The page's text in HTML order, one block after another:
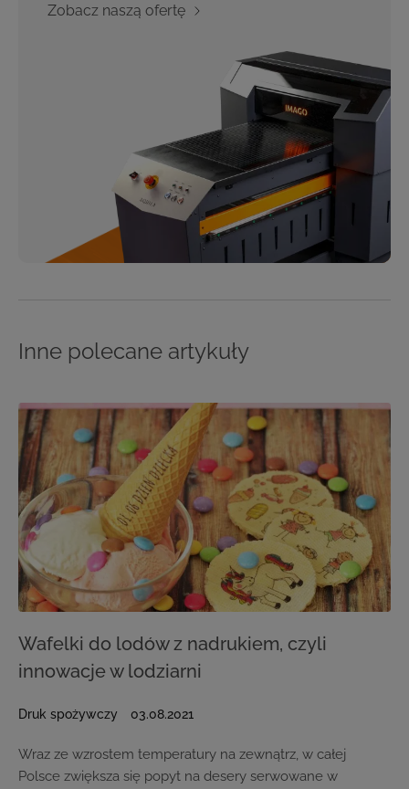
Zobacz naszą ofertę
Inne polecane artykuły
Wafelki do lodów z nadrukiem, czyli
innowacje w lodziarni
Druk spożywczy 03.08.2021
Wraz ze wzrostem temperatury na zewnątrz, w całej
Polsce zwiększa się popyt na desery serwowane w